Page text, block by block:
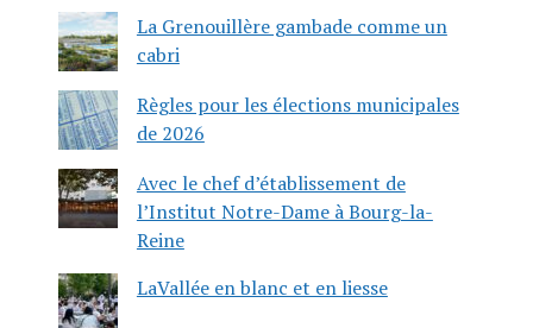
La Grenouillère gambade comme un
cabri
Règles pour les élections municipales
de 2026
Avec le chef d’établissement de
l’Institut Notre-Dame à Bourg-la-
Reine
LaVallée en blanc et en liesse